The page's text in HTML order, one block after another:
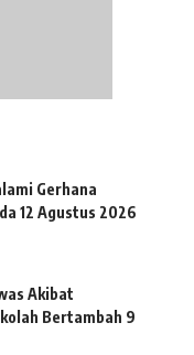
Gerhana
12 Agustus 2026
Akibat
Bertambah 9